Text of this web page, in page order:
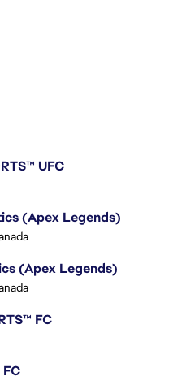
UFC
(Apex Legends)
(Apex Legends)
FC